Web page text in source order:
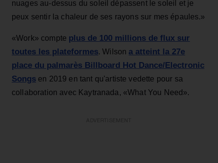
nuages au-dessus du soleil dépassent le soleil et je
peux sentir la chaleur de ses rayons sur mes épaules.»
«Work» compte plus de 100 millions de flux sur
toutes les plateformes. Wilson a atteint la 27e
place du palmarès Billboard Hot Dance/Electronic
Songs en 2019 en tant qu'artiste vedette pour sa
collaboration avec Kaytranada, «What You Need».